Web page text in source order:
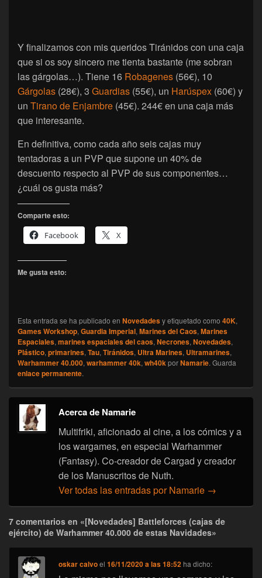
Y finalizamos con mis queridos Tiránidos con una caja
que si os soy sincero me tienta bastante (me sobran
las gárgolas…). Tiene 16 Robagenes (56€), 10
Gárgolas (28€), 3 Guardias (55€), un Harúspex (60€) y
un Tirano de Enjambre (45€). 244€ en una caja más
que interesante.
En definitiva, como cada año seis cajas muy
tentadoras a un PVP que supone un 40% de
descuento respecto al PVP de sus componentes…
¿cuál os gusta más?
Comparte esto:
Facebook
X
Me gusta esto:
Esta entrada se ha publicado en Novedadesy etiquetado como 40K,
Games Workshop, Guardia Imperial, Marines del Caos, Marines
Espaciales, marines espaciales del caos, Necrones, Novedades,
Plástico, primarines, Tau, Tiránidos, Ultra Marines, Ultramarines,
Warhammer 40.000, warhammer 40k, wh40kporNamarie. Guarda
enlace permanente.
Acerca de Namarie
Multifriki, aficionado al cine, a los cómics y a
los wargames, en especial Warhammer
(Fantasy). Co-creador de Cargad y creador
de los Manuscritos de Nuth.
Ver todas las entradas por Namarie →
7 comentarios en «[Novedades] Battleforces (cajas de
ejército) de Warhammer 40.000 de estas Navidades»
oskar calvoel16/11/2020 a las 18:52 ha dicho: